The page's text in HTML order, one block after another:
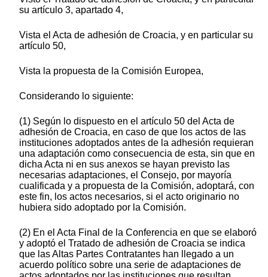
su artículo 3, apartado 4,
Vista el Acta de adhesión de Croacia, y en particular su
artículo 50,
Vista la propuesta de la Comisión Europea,
Considerando lo siguiente:
(1) Según lo dispuesto en el artículo 50 del Acta de
adhesión de Croacia, en caso de que los actos de las
instituciones adoptados antes de la adhesión requieran
una adaptación como consecuencia de esta, sin que en
dicha Acta ni en sus anexos se hayan previsto las
necesarias adaptaciones, el Consejo, por mayoría
cualificada y a propuesta de la Comisión, adoptará, con
este fin, los actos necesarios, si el acto originario no
hubiera sido adoptado por la Comisión.
(2) En el Acta Final de la Conferencia en que se elaboró
y adoptó el Tratado de adhesión de Croacia se indica
que las Altas Partes Contratantes han llegado a un
acuerdo político sobre una serie de adaptaciones de